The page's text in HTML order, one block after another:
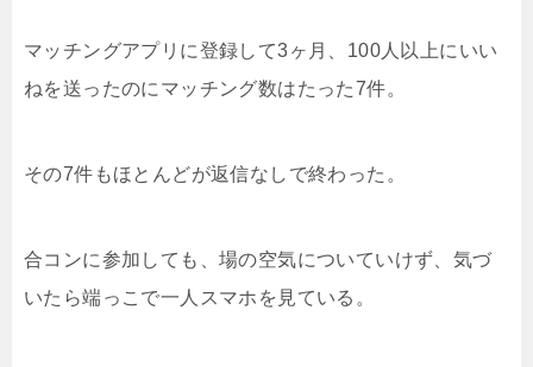
マッチングアプリに登録して3ヶ月、100人以上にいい
ねを送ったのにマッチング数はたった7件。
その7件もほとんどが返信なしで終わった。
合コンに参加しても、場の空気についていけず、気づ
いたら端っこで一人スマホを見ている。